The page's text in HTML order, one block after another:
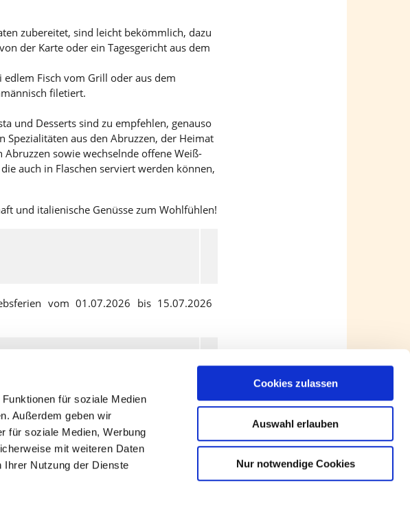
für soziale Medien
Außerdem geben wir
für soziale Medien, Werbung
mit weiteren Daten
Ihrer Nutzung der Dienste
Cookies zulassen
Auswahl erlauben
Nur notwendige Cookies
zubereitet, sind leicht bekömmlich, dazu
der Karte oder ein Tagesgericht aus dem
edlem Fisch vom Grill oder aus dem
filetiert.
und Desserts sind zu empfehlen, genauso
Spezialitäten aus den Abruzzen, der Heimat
sowie wechselnde offene Weiß-
auch in Flaschen serviert werden können,
und italienische Genüsse zum Wohlfühlen!
vom 01.07.2026 bis 15.07.2026
und würden uns freuen Sie bald